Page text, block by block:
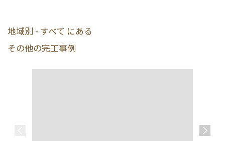
地域別 - すべて にある
その他の完工事例